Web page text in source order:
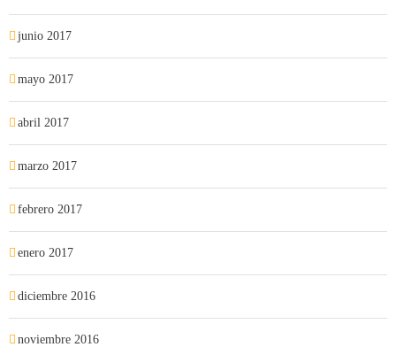
junio 2017
mayo 2017
abril 2017
marzo 2017
febrero 2017
enero 2017
diciembre 2016
noviembre 2016